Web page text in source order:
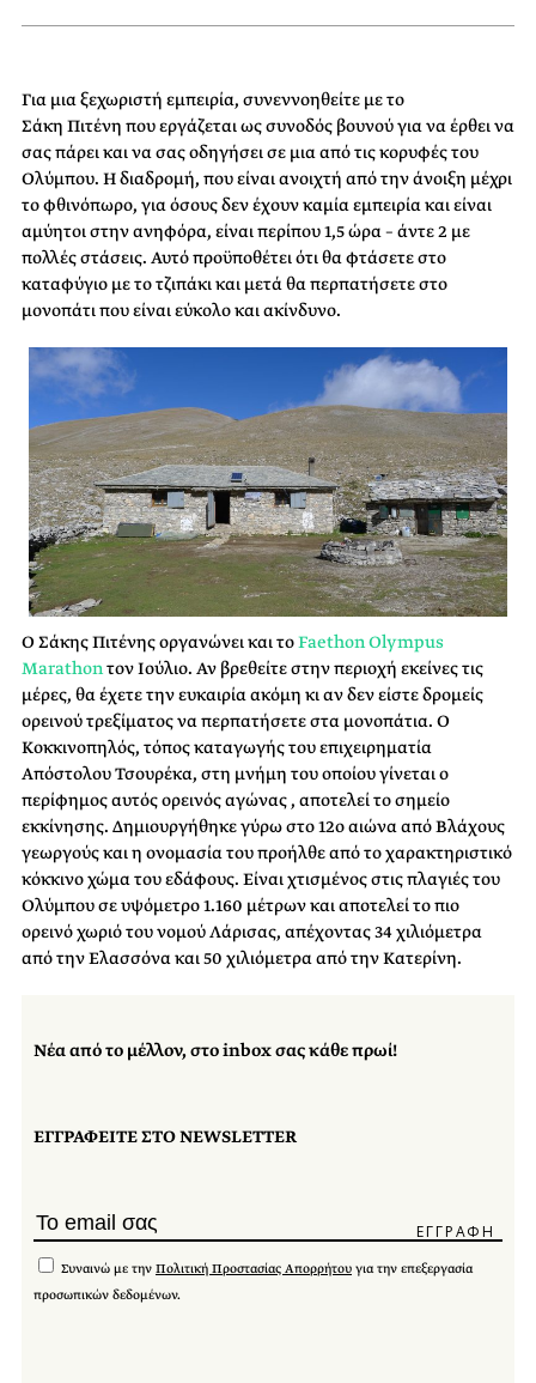
Για μια ξεχωριστή εμπειρία, συνεννοηθείτε με το
Σάκη Πιτένη που εργάζεται ως συνοδός βουνού για να έρθει να
σας πάρει και να σας οδηγήσει σε μια από τις κορυφές του
Ολύμπου. Η διαδρομή, που είναι ανοιχτή από την άνοιξη μέχρι
το φθινόπωρο, για όσους δεν έχουν καμία εμπειρία και είναι
αμύητοι στην ανηφόρα, είναι περίπου 1,5 ώρα – άντε 2 με
πολλές στάσεις. Αυτόπροϋποθέτειότι θα φτάσετε στο
καταφύγιο με το τζιπάκι και μετά θα περπατήσετε στο
μονοπάτι που είναι εύκολο και ακίνδυνο.
Ο ΣάκηςΠιτένηςοργανώνει και τοFaethon Olympus
Marathonτον Ιούλιο. Αν βρεθείτε στην περιοχή εκείνες τις
μέρες, θα έχετε την ευκαιρία ακόμη κι αν δεν είστε δρομείς
ορεινούτρεξίματοςνα περπατήσετε στα μονοπάτια. Ο
Κοκκινοπηλός, τόπος καταγωγής του επιχειρηματία
Απόστολου Τσουρέκα, στη μνήμη του οποίου γίνεται ο
περίφημος αυτός ορεινός αγώνας , αποτελεί το σημείο
εκκίνησης. Δημιουργήθηκε γύρω στο 12ο αιώνα από Βλάχους
γεωργούς και η ονομασία του προήλθε από το χαρακτηριστικό
κόκκινο χώμα του εδάφους. Είναι χτισμένος στις πλαγιές του
Ολύμπου σε υψόμετρο 1.160 μέτρων και αποτελεί τοπιο
ορεινόχωριό του νομού Λάρισας, απέχοντας 34 χιλιόμετρα
από την Ελασσόνα και 50 χιλιόμετρα από την Κατερίνη.
Νέα από το μέλλον, στο inbox σας κάθε πρωί!
ΕΓΓΡΑΦΕΙΤΕ ΣΤΟ NEWSLETTER
Συναινώ με την Πολιτική Προστασίας Απορρήτου για την επεξεργασία
προσωπικών δεδομένων.